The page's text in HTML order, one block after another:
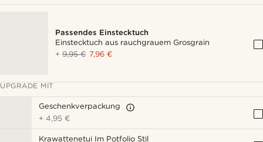
Passendes Einstecktuch
Einstecktuch aus rauchgrauem Grosgrain
+9,95 € 7,96 €
UPGRADE MIT
Geschenkverpackung
+4,95 €
Krawattenetui Im Potfolio Stil